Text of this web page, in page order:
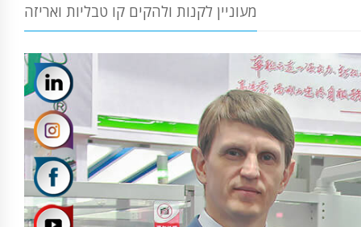
מעוניין לקנות ולהקים קו טבליות ואריזה